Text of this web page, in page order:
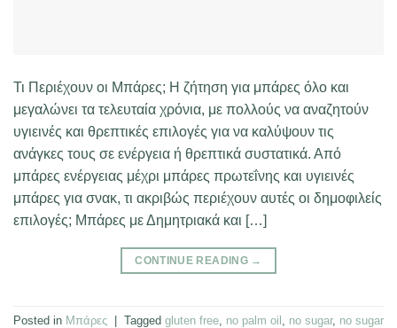
Τι Περιέχουν οι Μπάρες; Η ζήτηση για μπάρες όλο και
μεγαλώνει τα τελευταία χρόνια, με πολλούς να αναζητούν
υγιεινές και θρεπτικές επιλογές για να καλύψουν τις
ανάγκες τους σε ενέργεια ή θρεπτικά συστατικά. Από
μπάρες ενέργειας μέχρι μπάρες πρωτεΐνης και υγιεινές
μπάρες για σνακ, τι ακριβώς περιέχουν αυτές οι δημοφιλείς
επιλογές; Μπάρες με Δημητριακά και […]
CONTINUE READING →
Posted in Μπάρες Tagged gluten free no palm oil no sugar, no sugar